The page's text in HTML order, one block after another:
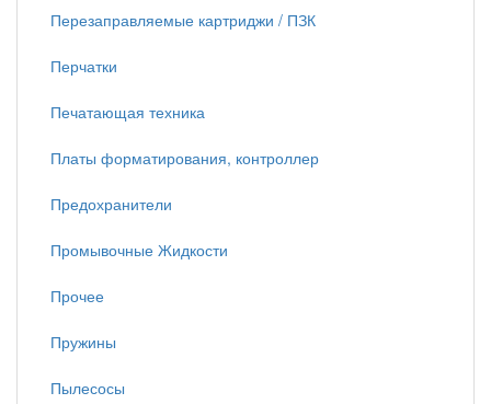
Перезаправляемые картриджи / ПЗК
Перчатки
Печатающая техника
Платы форматирования, контроллер
Предохранители
Промывочные Жидкости
Прочее
Пружины
Пылесосы